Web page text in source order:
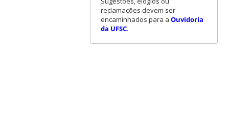
reclamações devem ser
encaminhados para a Ouvidoria
da UFSC.